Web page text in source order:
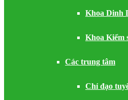
Khoa Dinh
Khoa Kiểm
Các trung tâm
Chỉ đạo